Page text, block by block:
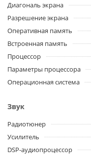
Диагональ экрана
Разрешение экрана
Оперативная память
Встроенная память
Процессор
Параметры процессора
Операционная система
Звук
Радиотюнер
Усилитель
DSP-аудиопроцессор